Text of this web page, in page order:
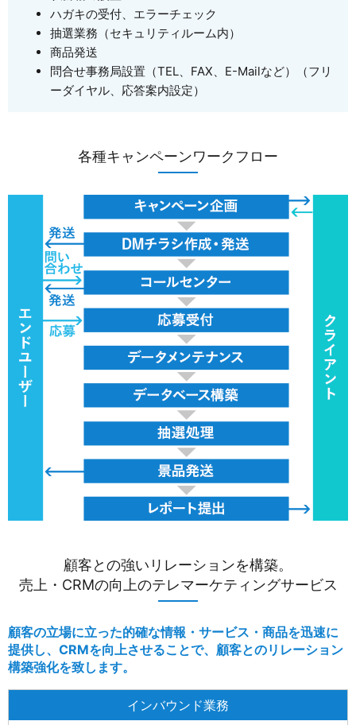
ハガキの受付、エラーチェック
抽選業務（セキュリティルーム内）
商品発送
問合せ事務局設置（TEL、FAX、E-Mailなど）（フリ
ーダイヤル、応答案内設定）
各種キャンペーンワークフロー
顧客との強いリレーションを構築。
売上・CRMの向上のテレマーケティングサービス
顧客の立場に立った的確な情報・サービス・商品を迅速に
提供し、 CRMを向上させることで、顧客とのリレーション
構築強化を致します。
インバウンド業務